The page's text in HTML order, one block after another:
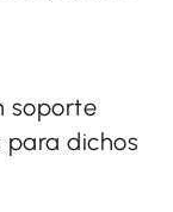
soporte
dichos